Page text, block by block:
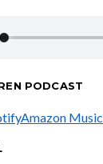
PODCAST
Amazon Music